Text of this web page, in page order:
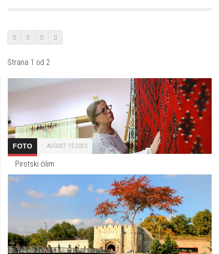
Strana 1 od 2
FOTO AVGUST 15 2023
Pirotski ćilim